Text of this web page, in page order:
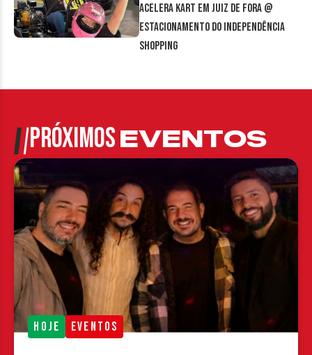
Acelera Kart em Juiz de Fora @
estacionamento do Independência
Shopping
PRÓXIMOSEVENTOS
HOJE EVENTOS